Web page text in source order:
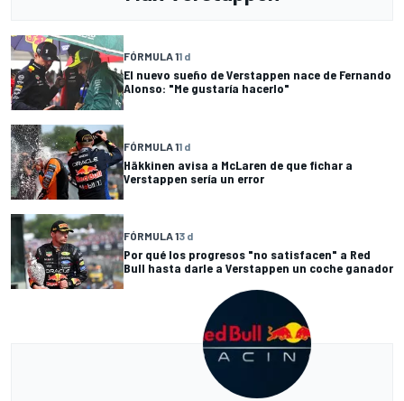
FÓRMULA 11 d
El nuevo sueño de Verstappen nace de Fernando
Alonso: "Me gustaría hacerlo"
FÓRMULA 11 d
Häkkinen avisa a McLaren de que fichar a
Verstappen sería un error
FÓRMULA 13 d
Por qué los progresos "no satisfacen" a Red
Bull hasta darle a Verstappen un coche ganador